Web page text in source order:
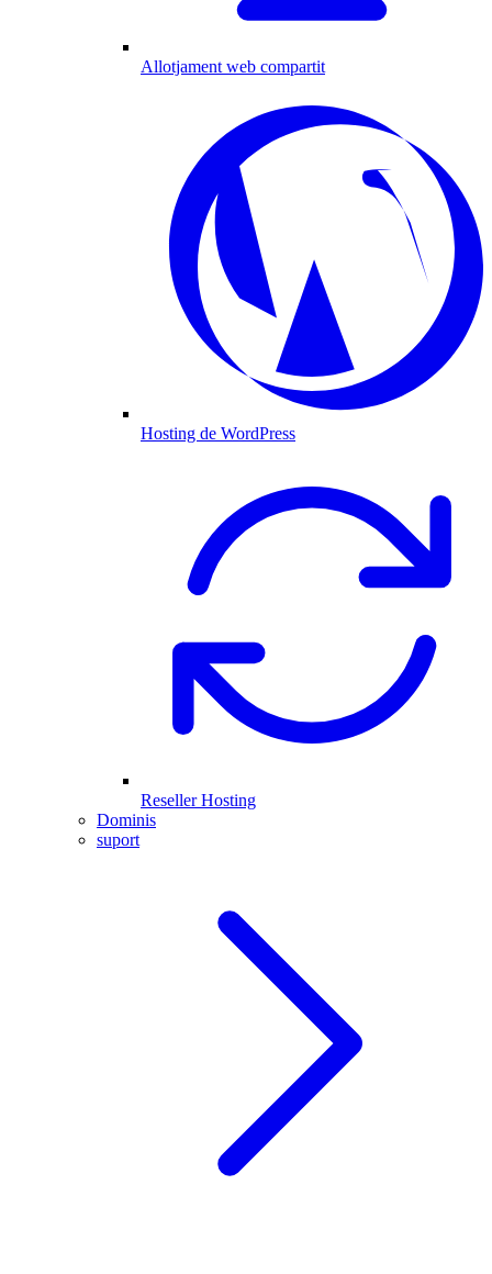
Allotjament web compartit
Hosting de WordPress
Reseller Hosting
Dominis
suport